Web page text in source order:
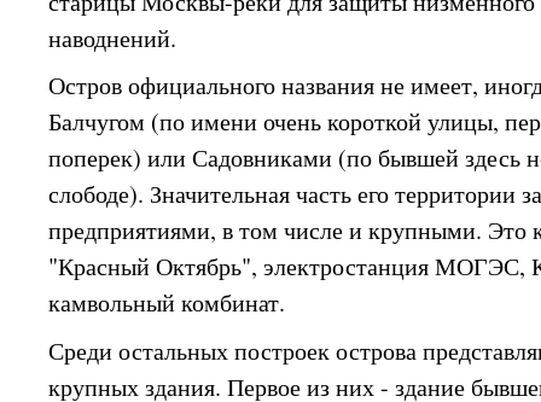
наводнений.
Остров официального названия не имеет,
Балчугом (по имени очень короткой улицы,
поперек) или Садовниками (по бывшей здесь
слободе). Значительная часть его
предприятиями, в том числе и крупными. Это
"Красный Октябрь", электростанция МОГЭС,
камвольный комбинат.
Среди остальных построек острова
крупных здания. Первое из них - здание